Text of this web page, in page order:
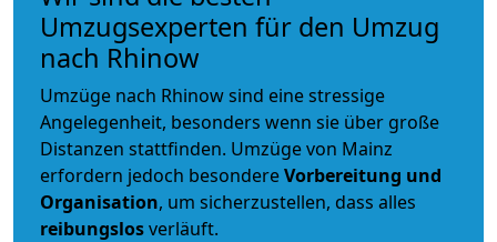
Umzugsexperten für den Umzug
nach Rhinow
Umzüge nach Rhinow sind eine stressige
Angelegenheit, besonders wenn sie über große
Distanzen stattfinden. Umzüge von Mainz
erfordern jedoch besondereVorbereitung und
Organisation, um sicherzustellen, dass alles
reibungslosverläuft.